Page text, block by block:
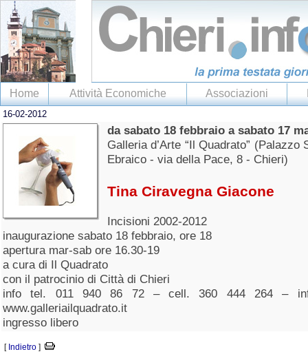
Home Attività Economiche Associazioni
16-02-2012
da sabato 18 febbraio a sabato 17
Galleria d’Arte “Il Quadrato”
Ebraico - via della Pace, 8 - Chieri)
Tina Ciravegna Giacone
Incisioni 2002-2012
inaugurazione sabato 18 febbraio, ore 18
apertura mar-sab ore 16.30-19
a cura di Il Quadrato
con il patrocinio di Città di Chieri
info tel. 011 940 86 72 – cell. 360 444 264 –
www.galleriailquadrato.it
ingresso libero
[ Indietro ]